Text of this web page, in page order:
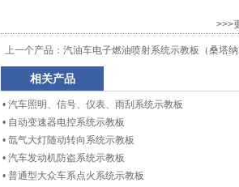
>>>
上一个产品： 汽油车电子燃油喷射系统示教板（桑塔纳
相关产品
• 汽车照明、信号、仪表、雨刮系统示教板
• 自动变速器电控系统示教板
• 氙气大灯随动转向系统示教板
• 汽车发动机防盗系统示教板
• 普通型大众车系点火系统示教板